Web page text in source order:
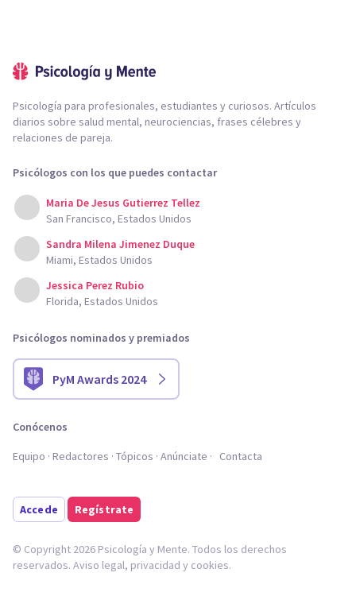
Psicología para profesionales, estudiantes y curiosos. Artículos
diarios sobre salud mental, neurociencias, frases célebres y
relaciones de pareja.
Psicólogos con los que puedes contactar
Maria De Jesus Gutierrez Tellez
San Francisco, Estados Unidos
Sandra Milena Jimenez Duque
Miami, Estados Unidos
Jessica Perez Rubio
Florida, Estados Unidos
Psicólogos nominados y premiados
PyM Awards 2024
Conócenos
Equipo Redactores Tópicos Anúnciate Contacta
Accede Regístrate
© Copyright 2026 Psicología y Mente. Todos los derechos
reservados. Aviso legal, privacidad y cookies.